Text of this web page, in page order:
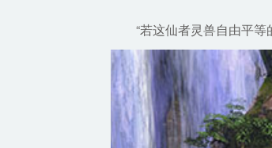
“若这仙者灵兽自由平等